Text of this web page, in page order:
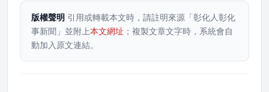
版權聲明 引用或轉載本文時，請註明來源「彰化人彰化
事新聞」並附上本文網址 ；複製文章文字時，系統會自
動加入原文連結。